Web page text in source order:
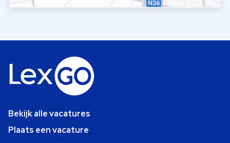
Bekijk alle vacatures
Plaats een vacature